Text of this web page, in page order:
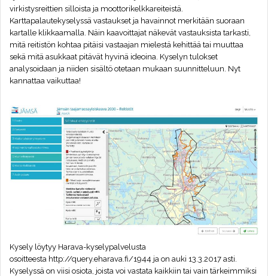
virkistysreittien silloista ja moottorikelkkareiteistä.
Karttapalautekyselyssä vastaukset ja havainnot merkitään suoraan
kartalle klikkaamalla. Näin kaavoittajat näkevät vastauksista tarkasti,
mitä reitistön kohtaa pitäisi vastaajan mielestä kehittää tai muuttaa
sekä mitä asukkaat pitävät hyvinä ideoina. Kyselyn tulokset
analysoidaan ja niiden sisältö otetaan mukaan suunnitteluun. Nyt
kannattaa vaikuttaa!
Kysely löytyy Harava-kyselypalvelusta
osoitteesta http://query.eharava.fi/1944 ja on auki 13.3.2017 asti.
Kyselyssä on viisi osiota, joista voi vastata kaikkiin tai vain tärkeimmiksi